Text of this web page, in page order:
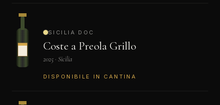
SICILIA DOC
Coste a Preola Grillo
2025 · Sicilia
DISPONIBILE IN CANTINA